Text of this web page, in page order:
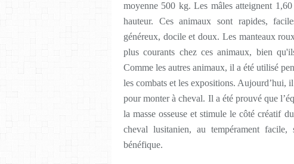
moyenne 500 kg. Les mâles atteignent
hauteur. Ces animaux sont rapides,
généreux, docile et doux. Les manteaux
plus courants chez ces animaux, bien
Comme les autres animaux, il a été utilisé
les combats et les expositions. Aujourd’hui,
pour monter à cheval. Il a été prouvé que
la masse osseuse et stimule le côté créatif
cheval lusitanien, au tempérament
bénéfique.